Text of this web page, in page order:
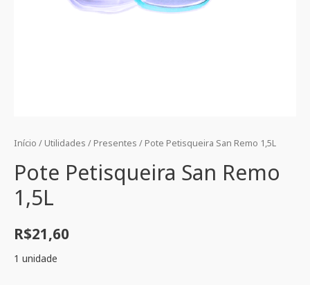
Início / Utilidades / Presentes / Pote Petisqueira San Remo 1,5L
Pote Petisqueira San Remo
1,5L
R$21,60
1 unidade